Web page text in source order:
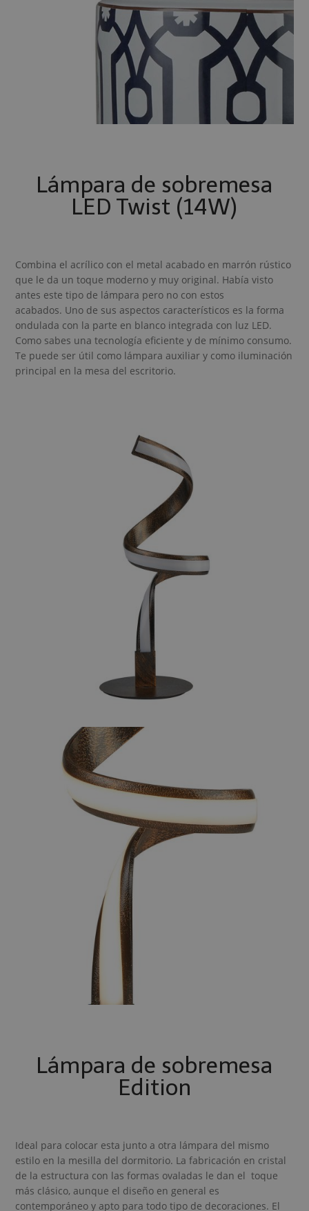
Lámpara de sobremesa
LED Twist (14W)
Combina el acrílico con el metal acabado en marrón rústico
que le da un toque moderno y muy original. Había visto
antes este tipo de lámpara pero no con estos
acabados. Uno de sus aspectos característicos es la forma
ondulada con la parte en blanco integrada con luz LED.
Como sabes una tecnología eficiente y de mínimo consumo.
Te puede ser útil como lámpara auxiliar y como iluminación
principal en la mesa del escritorio.
Lámpara de sobremesa
Edition
Ideal para colocar esta junto a otra lámpara del mismo
estilo en la mesilla del dormitorio. La fabricación en cristal
de la estructura con las formas ovaladas le dan el toque
más clásico, aunque el diseño en general es
contemporáneo y apto para todo tipo de decoraciones. El